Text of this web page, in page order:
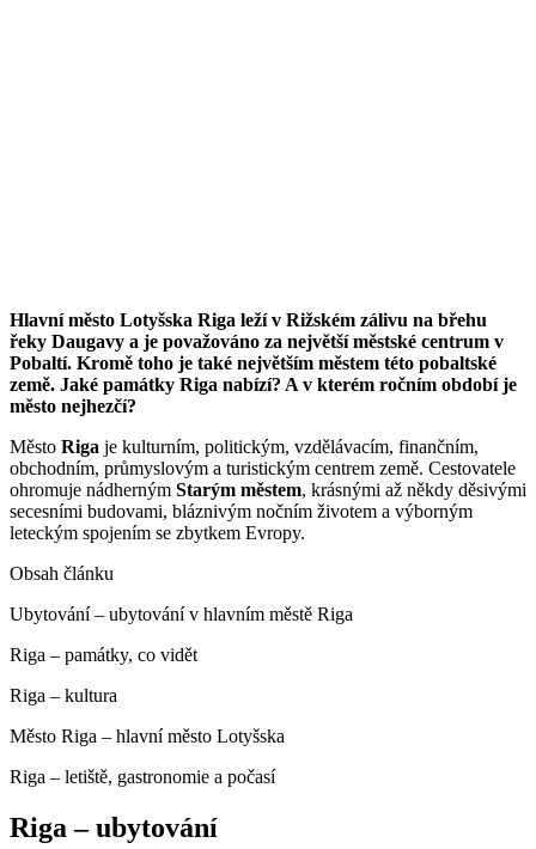
Hlavní město Lotyšska Riga leží v Rižském zálivu na břehu
řeky Daugavy a je považováno za největší městské centrum v
Pobaltí. Kromě toho je také největším městem této pobaltské
země. Jaké památky Riga nabízí? A v kterém ročním období je
město nejhezčí?
Město Riga je kulturním, politickým, vzdělávacím, finančním,
obchodním, průmyslovým a turistickým centrem země. Cestovatele
ohromuje nádherným Starým městem, krásnými až někdy děsivými
secesními budovami, bláznivým nočním životem a výborným
leteckým spojením se zbytkem Evropy.
Obsah článku
Ubytování – ubytování v hlavním městě Riga
Riga – památky, co vidět
Riga – kultura
Město Riga – hlavní město Lotyšska
Riga – letiště, gastronomie a počasí
Riga – ubytování